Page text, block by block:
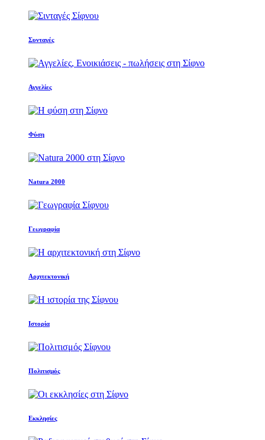
Συνταγές
Αγγελίες
Φύση
Natura 2000
Γεωγραφία
Αρχιτεκτονική
Ιστορία
Πολιτισμός
Εκκλησίες